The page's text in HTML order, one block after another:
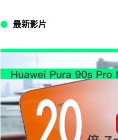
最新影片